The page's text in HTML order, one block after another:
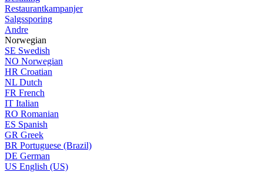
Restaurantkampanjer
Salgssporing
Andre
Norwegian
SE Swedish
NO Norwegian
HR Croatian
NL Dutch
FR French
IT Italian
RO Romanian
ES Spanish
GR Greek
BR Portuguese (Brazil)
DE German
US English (US)